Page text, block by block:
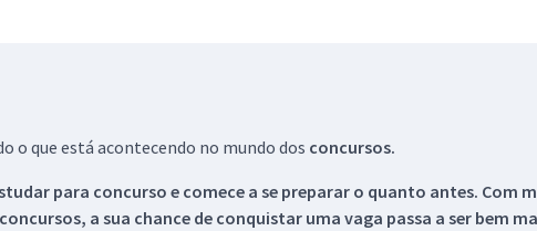
o que está acontecendo no mundo dos concursos.
para concurso e comece a se preparar o quanto antes. Com
concursos, a sua chance de conquistar uma vaga passa a ser bem